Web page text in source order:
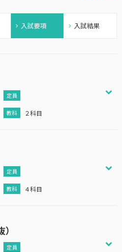
入試要項 入試結果
２科目
４科目